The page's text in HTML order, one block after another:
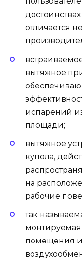
отличается
вытяжное
испарений
площади;
вытяжное
купола,
на
рабочие
так
монтируемая
помещения